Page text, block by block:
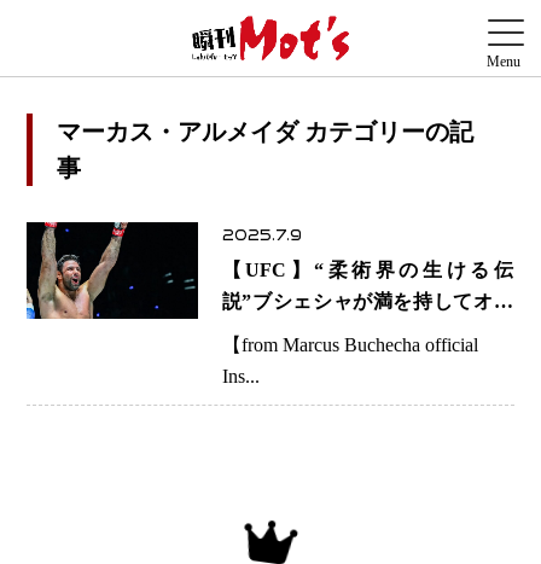
マーカス・アルメイダ カテゴリーの記
事
2025.7.9
【UFC】“柔術界の生ける伝
説”ブシェシャが満を持してオク
タゴンへ！ 元ONE王者デ・リ
【from Marcus Buchecha official
Ins...